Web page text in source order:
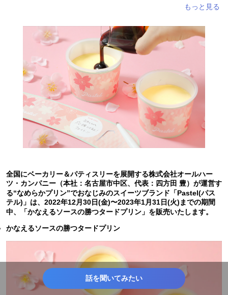
全国にベーカリー＆パティスリーを展開する株式会社オールハー
ツ・カンパニー（本社：名古屋市中区、代表：四方田 豊）が運営す
る“なめらかプリン”でおなじみのスイーツブランド「Pastel(パス
テル)」は、2022年12月30日(金)〜2023年1月31日(火)までの期間
中、「かなえるソースの勝つタードプリン」を販売いたします。
かなえるソースの勝つタードプリン
話を聞いてみたい